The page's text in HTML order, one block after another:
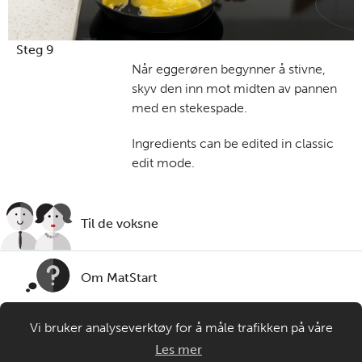
Steg 9
Når eggerøren begynner å stivne,
skyv den inn mot midten av pannen
med en stekespade.
Ingredients can be edited in classic
edit mode.
Til de voksne
Om MatStart
Kontakt oss
Vi bruker analyseverktøy for å måle trafikken på våre
nettsider. Informasjonskapsler plasseres i din nettleser og
Les mer